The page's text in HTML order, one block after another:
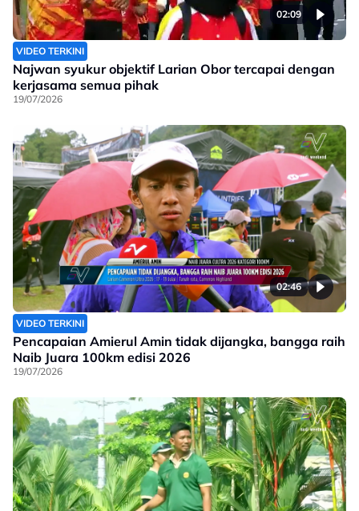
02:09
VIDEO TERKINI
Najwan syukur objektif Larian Obor tercapai dengan
kerjasama semua pihak
19/07/2026
02:46
VIDEO TERKINI
Pencapaian Amierul Amin tidak dijangka, bangga raih
Naib Juara 100km edisi 2026
19/07/2026